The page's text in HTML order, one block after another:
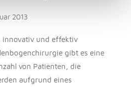
2013
innovativ und effektiv
gibt es eine
von Patienten, die
aufgrund eines